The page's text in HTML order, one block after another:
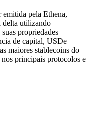
emitida pela Ethena,
delta utilizando
propriedades
de capital, USDe
maiores stablecoins do
principais protocolos e